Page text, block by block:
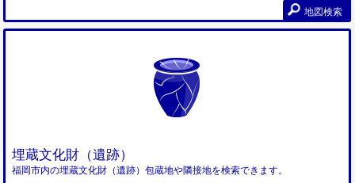
地図検索
埋蔵文化財（遺跡）
福岡市内の埋蔵文化財（遺跡）包蔵地や隣接地を検索できます。